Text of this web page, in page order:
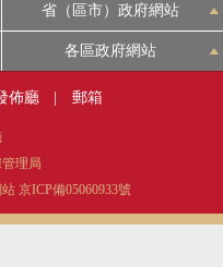
諮詢
圖説互動
省（區市）政府網站
各區政府網站
佈廳 郵箱
理局
站 京ICP備05060933號